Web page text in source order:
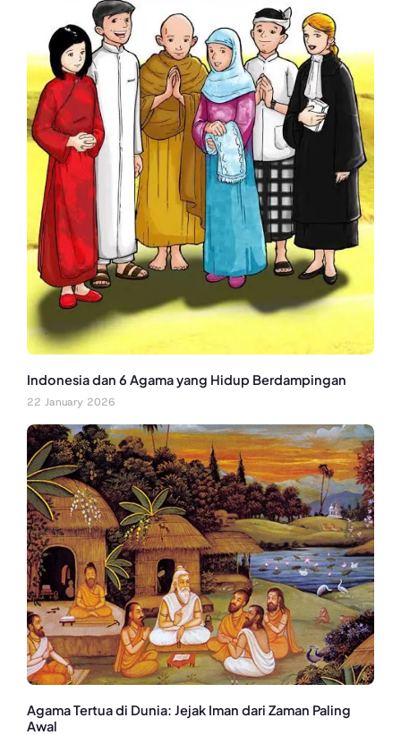
Indonesia dan 6 Agama yang Hidup Berdampingan
22 January 2026
Agama Tertua di Dunia: Jejak Iman dari Zaman Paling
Awal